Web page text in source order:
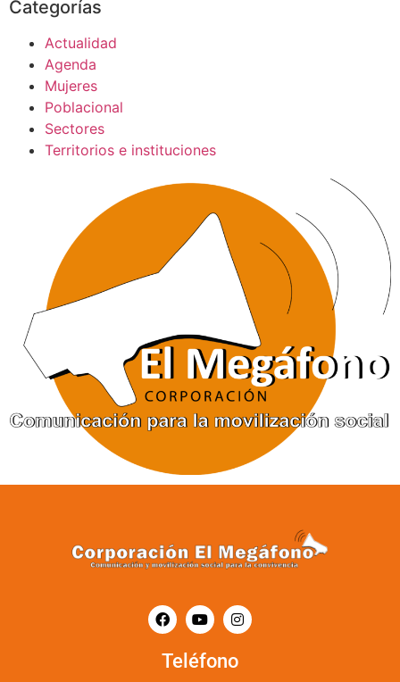
Categorías
Actualidad
Agenda
Mujeres
Poblacional
Sectores
Territorios e instituciones
Teléfono